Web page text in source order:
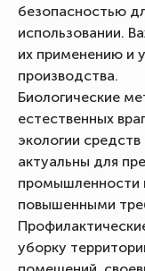
безопасностью
использовании.
их применению и
производства.
Биологические
естественных
экологии
актуальны для
промышленности
повышенными
уборку